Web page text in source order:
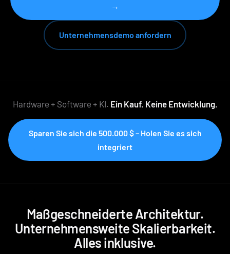
→
Unternehmensdemo anfordern
Hardware + Software + KI. Ein Kauf. Keine Entwicklung.
Sparen Sie sich die 500.000 $ – Holen Sie es sich
integriert
Maßgeschneiderte Architektur.
Unternehmensweite Skalierbarkeit.
Alles inklusive.